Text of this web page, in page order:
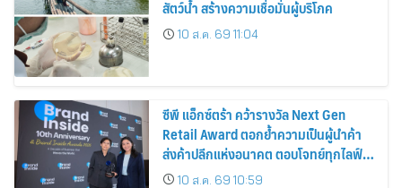
สัตว์น้ำ สร้างความเชื่อมั่นผู้บริโภค
10 ส.ค. 69 11:04
ซีพี แอ็กซ์ตร้า คว้ารางวัล Next Gen
Retail Award ตอกย้ำความเป็นผู้นำค้า
ส่งค้าปลีกแห่งอนาคต ตอบโจทย์ทุกไลฟ์
สไตล์ผู้บริโภค
10 ส.ค. 69 10:59